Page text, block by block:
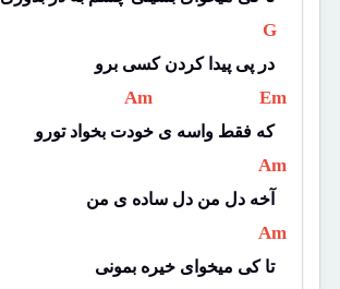
G
در پی پیدا کردن کسی برو
Am Em
که فقط واسه ی خودت بخواد تورو
Am
آخه دل من دل ساده ی من
Am
تا کی میخوای خیره بمونی